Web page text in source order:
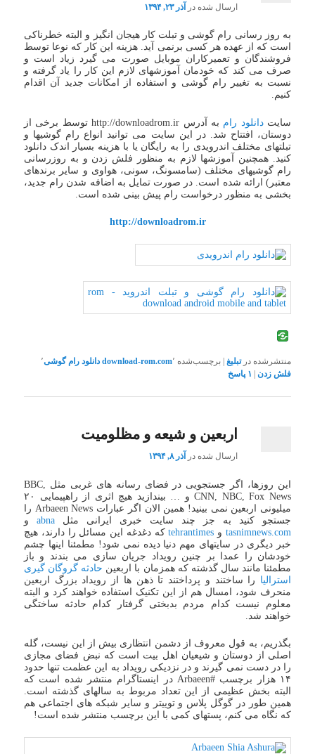
ارسال شده درآذر ۲۳, ۱۳۹۴
به روز رسانی رام گوشی و تبلت کار هیجان انگیز و البته خطرناکی
است که از عهده هر کسی برنمی آید. هزینه این کار که نوعا توسط
فروشندگان و تعمیرکاران موبایل صورت می گیرد زیاد است و
صرف می کند که خودمان آموزشهای لازم این کار را یاد گرفته و
نسبت به تغییر رام گوشی و استفاده از امکانات جدید آن اقدام
کنیم.
سایتدانلود رام
به آدرس http://downloadrom.ir توسط برخی از
دوستان، افتتاح شد. در این سایت می توانید انواع رام گوشیها و
تبلتهای مختلف اندرویدی را به رایگان یا با هزینه بسیار اندک دانلود
کنید. همچنین آموزشها لازم به منظور فلش زدن و به روزرسانی
رام گوشیهای مختلف (سامسونگ، سونی، هواوی و سایر برندهای
معتبر) ارائه شده است. در صورت تمایل به اضافه شدن رام جدید،
بخشی به منظور درخواست رام پیش بینی شده است.
http://downloadrom.ir
منتشرشده در تبلیغ |برچسب‌شده download-rom.com٬ دانلود رام گوشی٬
فلش زدن
۱ پاسخ
اربعین و شیعه و مظلومیت
ارسال شده درآذر ۸, ۱۳۹۴
این روزها، اگر جستجویی در فضای رسانه های غربی مثل BBC,
CNN, NBC, Fox News و … بیندازید هیچ اثری از راهپیمایی ۲۰
میلیونی اربعین نمی بینید! همین الان اگر عبارات Arbaeen News را
جستجو کنید به جز چند سایت خبری ایرانی مثل abnaو
tasnimnews.com و tehrantimesکه دغدغه این مسائل را دارند، هیچ
خبر دیگری در سایتهای مهم دنیا دیده نمی شود! مطمئنا اینها چشم
خودشان را عمدا بر چنین رویداد جریان سازی می بندند و باز
مطمئنا مانند سال گذشته که همزمان با اربعین حادثه گروگان گیری
استرالیا را ساختند و پرداختند تا ذهن ها از رویداد بزرگ اربعین
منحرف شود، امسال هم از این تکنیک استفاده خواهند کرد و البته
معلوم نیست کدام مردم بدبختی گرفتار کدام حادثه ساختگی
خواهند شد.
بگذریم، به قول معروف از دشمن انتظاری بیش از این نیست، گله
اصلی از دوستان و شیعیان اهل بیت است که نبض فضای مجازی
را در دست نمی گیرند و در نزدیکی رویداد به این عظمت تنها حدود
۱۴ هزار برچسب #Arbaeen در اینستاگرام منتشر شده است که
البته بخش عظیمی از این تعداد مربوط به سالهای گذشته است.
همین طور در گوگل پلاس و توییتر و سایر شبکه های اجتماعی هم
که نگاه می کنم، پستهای کمی با این برچسب منتشر شده است!